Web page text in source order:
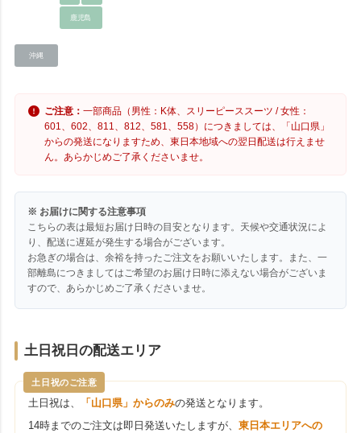
鹿児島
沖縄
ご注意：一部商品（男性：K体、スリーピーススーツ / 女性：
601、602、811、812、581、558）につきましては、「山口県」
からの発送になりますため、東日本地域への翌日配送は行えませ
ん。あらかじめご了承くださいませ。
※ お届けに関する注意事項
こちらの表は最短お届け日時の目安となります。天候や交通状況によ
り、配送に遅延が発生する場合がございます。
お急ぎの場合は、余裕を持ったご注文をお願いいたします。また、一
部離島につきましてはご希望のお届け日時に添えない場合がございま
すので、あらかじめご了承くださいませ。
土日祝日の配送エリア
土日祝のご注意
土日祝は、 「山口県」からのみの発送となります。
14時までのご注文は即日発送いたしますが、東日本エリアへの